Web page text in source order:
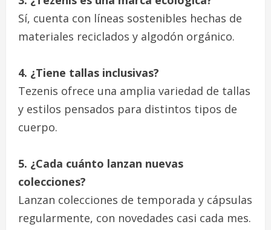
Sí, cuenta con líneas sostenibles hechas de
materiales reciclados y algodón orgánico.
4. ¿Tiene tallas inclusivas?
Tezenis ofrece una amplia variedad de tallas
y estilos pensados para distintos tipos de
cuerpo.
5. ¿Cada cuánto lanzan nuevas
colecciones?
Lanzan colecciones de temporada y cápsulas
regularmente, con novedades casi cada mes.